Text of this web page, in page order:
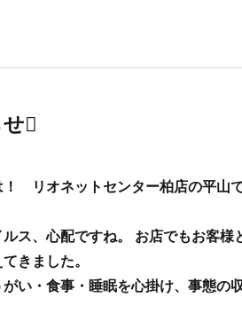

！ リオネットセンター柏店の平山で
ス、心配ですね。 お店でもお客様
きました。
い・食事・睡眠を心掛け、事態の